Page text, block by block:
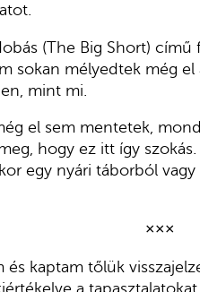
(The Big Short)
sokan mélyedtek még
mint mi.
el sem mentetek,
hogy ez itt így
egy nyári táborból
×××
kaptam tőlük
a